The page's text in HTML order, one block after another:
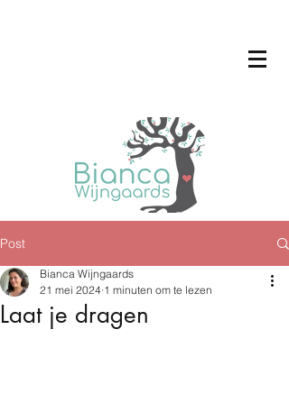
Post
Laat je dragen
Bianca Wijngaards
21 mei 2024 1 minuten om te lezen